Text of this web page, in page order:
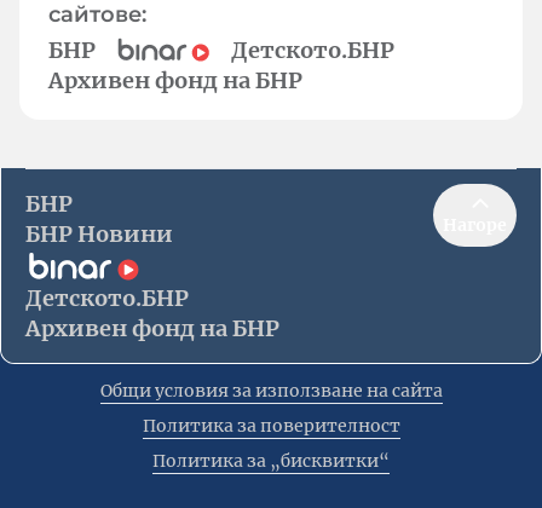
сайтове:
БНР
Детското.БНР
Архивен фонд на БНР
БНР
БНР Новини
Детското.БНР
Архивен фонд на БНР
Общи условия за използване на сайта
Политика за поверителност
Политика за „бисквитки“